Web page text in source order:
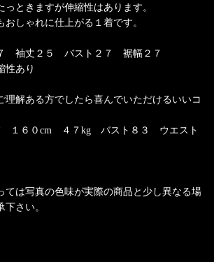
ときますが伸縮性はあります。
しゃれに仕上がる１着です。
袖丈２５ バスト２７ 裾幅２７
あり
解ある方でしたら喜んでいただけるいいコ
１６０cm ４７kg バスト８３ ウエスト
ては写真の色味が実際の商品と少し異なる場
さい。